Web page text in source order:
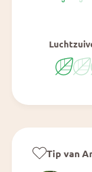
Tip van